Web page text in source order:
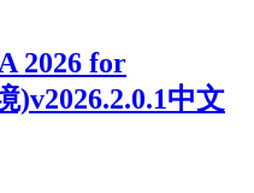
2026 for
)v2026.2.0.1中文